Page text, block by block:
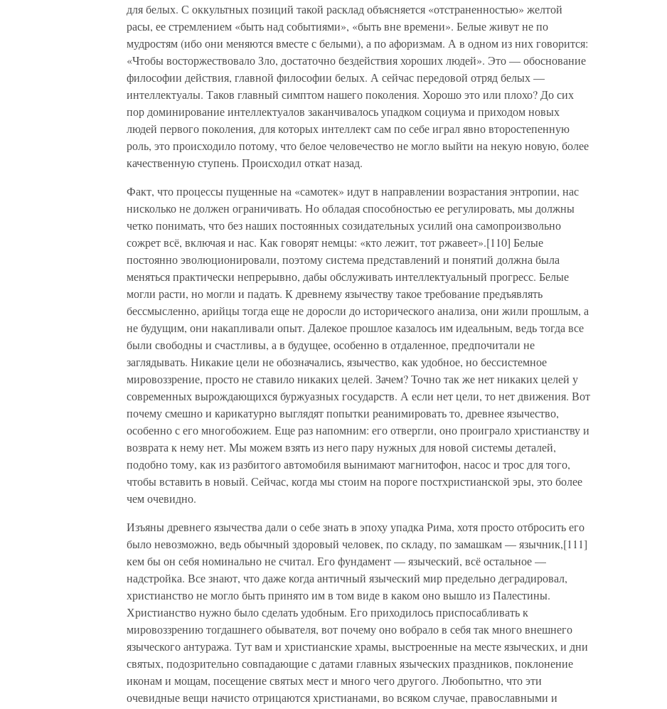
для белых. С оккультных позиций такой расклад объясняется «отстраненностью» желтой
расы, ее стремлением «быть над событиями», «быть вне времени». Белые живут не по
мудростям (ибо они меняются вместе с белыми), а по афоризмам. А в одном из них говорится:
«Чтобы восторжествовало Зло, достаточно бездействия хороших людей». Это — обоснование
философии действия, главной философии белых. А сейчас передовой отряд белых —
интеллектуалы. Таков главный симптом нашего поколения. Хорошо это или плохо? До сих
пор доминирование интеллектуалов заканчивалось упадком социума и приходом новых
людей первого поколения, для которых интеллект сам по себе играл явно второстепенную
роль, это происходило потому, что белое человечество не могло выйти на некую новую, более
качественную ступень. Происходил откат назад.
Факт, что процессы пущенные на «самотек» идут в направлении возрастания энтропии, нас
нисколько не должен ограничивать. Но обладая способностью ее регулировать, мы должны
четко понимать, что без наших постоянных созидательных усилий она самопроизвольно
сожрет всё, включая и нас. Как говорят немцы: «кто лежит, тот ржавеет».[110] Белые
постоянно эволюционировали, поэтому система представлений и понятий должна была
меняться практически непрерывно, дабы обслуживать интеллектуальный прогресс. Белые
могли расти, но могли и падать. К древнему язычеству такое требование предъявлять
бессмысленно, арийцы тогда еще не доросли до исторического анализа, они жили прошлым, а
не будущим, они накапливали опыт. Далекое прошлое казалось им идеальным, ведь тогда все
были свободны и счастливы, а в будущее, особенно в отдаленное, предпочитали не
заглядывать. Никакие цели не обозначались, язычество, как удобное, но бессистемное
мировоззрение, просто не ставило никаких целей. Зачем? Точно так же нет никаких целей у
современных вырождающихся буржуазных государств. А если нет цели, то нет движения. Вот
почему смешно и карикатурно выглядят попытки реанимировать то, древнее язычество,
особенно с его многобожием. Еще раз напомним: его отвергли, оно проиграло христианству и
возврата к нему нет. Мы можем взять из него пару нужных для новой системы деталей,
подобно тому, как из разбитого автомобиля вынимают магнитофон, насос и трос для того,
чтобы вставить в новый. Сейчас, когда мы стоим на пороге постхристианской эры, это более
чем очевидно.
Изъяны древнего язычества дали о себе знать в эпоху упадка Рима, хотя просто отбросить его
было невозможно, ведь обычный здоровый человек, по складу, по замашкам — язычник,[111]
кем бы он себя номинально не считал. Его фундамент — языческий, всё остальное —
надстройка. Все знают, что даже когда античный языческий мир предельно деградировал,
христианство не могло быть принято им в том виде в каком оно вышло из Палестины.
Христианство нужно было сделать удобным. Его приходилось приспосабливать к
мировоззрению тогдашнего обывателя, вот почему оно вобрало в себя так много внешнего
языческого антуража. Тут вам и христианские храмы, выстроенные на месте языческих, и дни
святых, подозрительно совпадающие с датами главных языческих праздников, поклонение
иконам и мощам, посещение святых мест и много чего другого. Любопытно, что эти
очевидные вещи начисто отрицаются христианами, во всяком случае, православными и